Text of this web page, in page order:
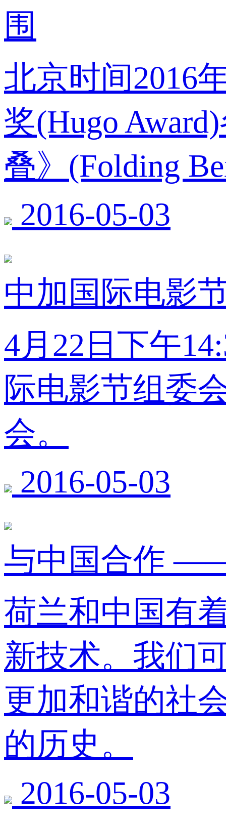
围
北京时间2016
奖(Hugo
叠》(Folding
2016-05-03
中加国际电影
4月22日下午
际电影节组委
会。
2016-05-03
与中国合作
荷兰和中国有
新技术。我们
更加和谐的社
的历史。
2016-05-03